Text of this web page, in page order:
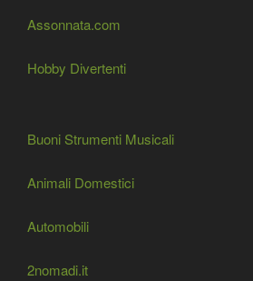
Assonnata.com
Hobby Divertenti
Buoni Strumenti Musicali
Animali Domestici
Automobili
2nomadi.it